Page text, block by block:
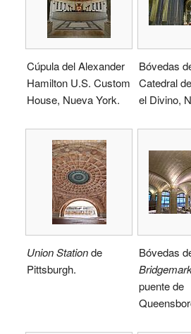
Cúpula del Alexander
Hamilton U.S. Custom
House, Nueva York.
Bóvedas
Catedral
el Divino,
Union Stationde
Pittsburgh.
Bóvedas
puente de